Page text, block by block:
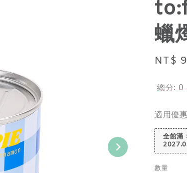
蠟
NT$
總分: 0
適用優惠
全館滿
數量